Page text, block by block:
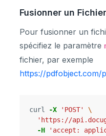
Fusionner un
Pour fusionner un
spécifiez le paramètre
fichier, par exemple
https://pdfobject.com/
curl -X 'POST'
\
'https://
-H
'accept: